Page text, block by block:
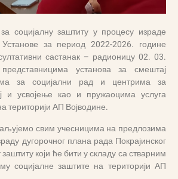
социјалну заштиту у процесу израде
за период 2022-2026. године
састанак – радионицу 02. 03.
установа за смештај
за социјални рад и центрима за
и усвојење као и пружаоцима услуга
територији АП Војводине.
свим учесницима на предлозима
дугорочног плана рада Покрајинског
који ће бити у складу са стварним
социјалне заштите на територији АП